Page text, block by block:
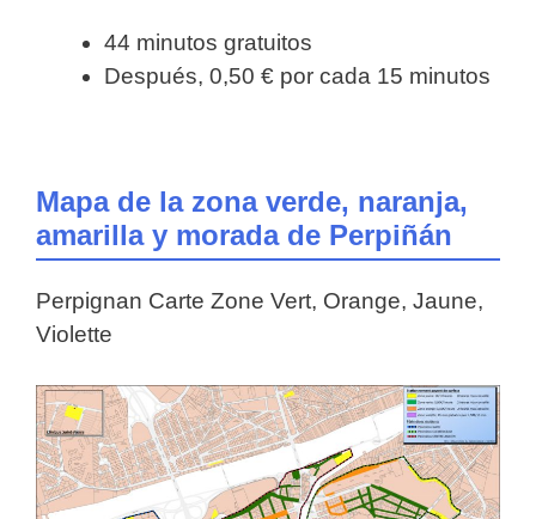
44 minutos gratuitos
Después, 0,50 € por cada 15 minutos
Mapa de la zona verde, naranja,
amarilla y morada de Perpiñán
Perpignan Carte Zone Vert, Orange, Jaune,
Violette